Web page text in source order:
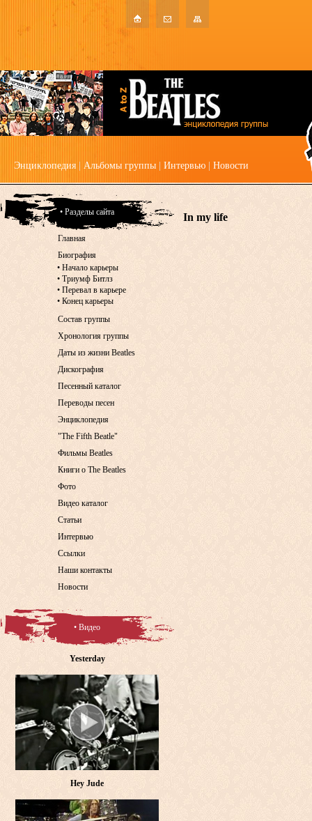
Энциклопедия Альбомы группы Интервью Новости
In my life
• Разделы сайта
Главная
Биография
• Начало карьеры
• Триумф Битлз
• Перевал в карьере
• Конец карьеры
Состав группы
Хронология группы
Даты из жизни Beatles
Дискография
Песенный каталог
Переводы песен
Энциклопедия
"The Fifth Beatle"
Фильмы Beatles
Книги о The Beatles
Фото
Видео каталог
Статьи
Интервью
Ссылки
Наши контакты
Новости
• Видео
Yesterday
Hey Jude